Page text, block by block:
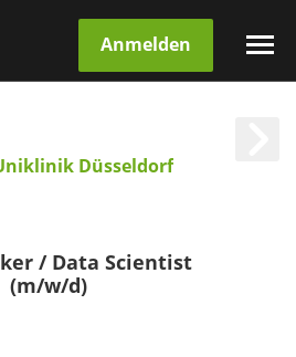
Anmelden
Düsseldorf
/ Data Scientist
(m/w/d)